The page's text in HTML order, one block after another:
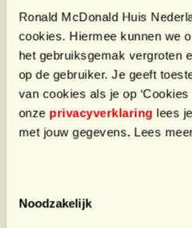
Ronald McDonald Huis
cookies. Hiermee kunnen we
het gebruiksgemak vergroten
op de gebruiker. Je geeft
van cookies als je op ‘Cookies
onze privacyverklaring lees
met jouw gegevens. Lees
Noodzakelijk
Arwen Adinda
Van Pelt - Van
Ruyven
Sporter
€195 / €1.000
Acties van deze HomeSporter